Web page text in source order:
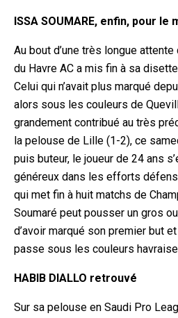
ISSA SOUMARE, enfin, pour le
Au bout d’une très longue attente
du Havre AC a mis fin à sa
Celui qui n’avait plus marqué
alors sous les couleurs de
grandement contribué au très
la pelouse de Lille (1-2), ce
puis buteur, le joueur de 24 ans
généreux dans les efforts
qui met fin à huit matchs de
Soumaré peut pousser un gros
d’avoir marqué son premier but
passe sous les couleurs
HABIB DIALLO retrouvé
Sur sa pelouse en Saudi Pro